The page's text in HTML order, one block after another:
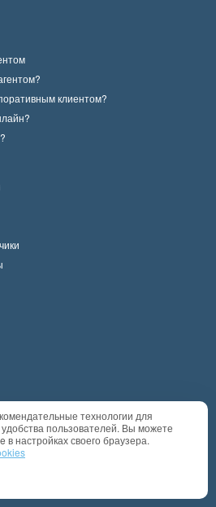
клиентом?
технологии для
пользователей. Вы можете
настройках своего браузера.